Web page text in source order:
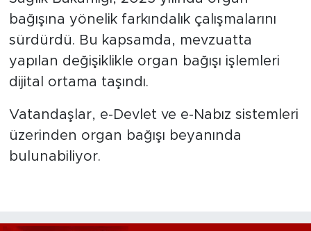
bağışına yönelik farkındalık çalışmalarını
sürdürdü. Bu kapsamda, mevzuatta
yapılan değişiklikle organ bağışı işlemleri
dijital ortama taşındı.
Vatandaşlar, e-Devlet ve e-Nabız sistemleri
üzerinden organ bağışı beyanında
bulunabiliyor.